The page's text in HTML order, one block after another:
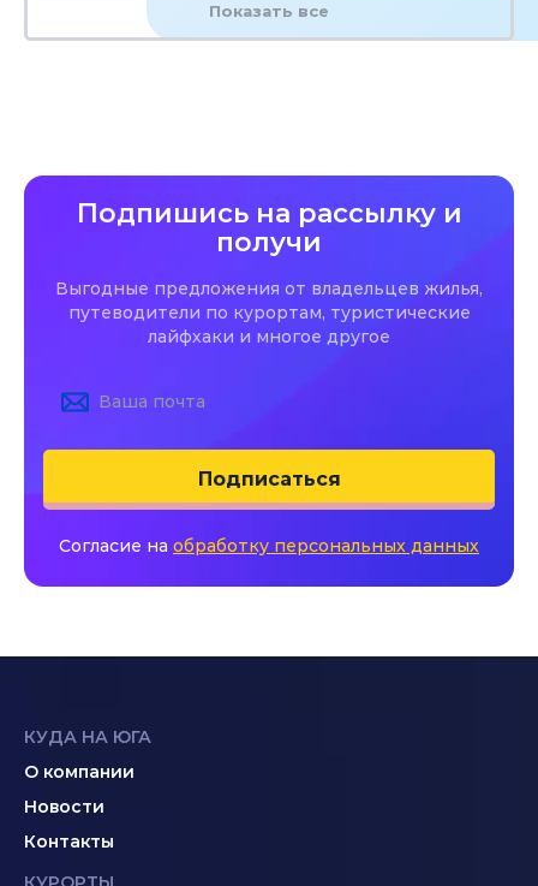
Показать все
Подпишись на рассылку и
получи
Выгодные предложения от владельцев жилья,
путеводители по курортам, туристические
лайфхаки и многое другое
Подписаться
Согласие на обработку персональных данных
КУДА НА ЮГА
О компании
Новости
Контакты